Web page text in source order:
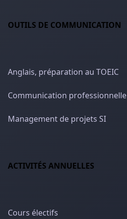
OUTILS DE COMMUNICATION
Anglais, préparation au TOEIC
Communication professionnelle
Management de projets SI
ACTIVITÉS ANNUELLES
Cours électifs